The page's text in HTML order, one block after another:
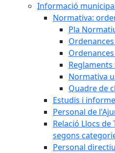
Informació
Normativa:
Pla
Normativa
Quadre de
Estudis i
Personal de
Relació Llocs
segons
Personal